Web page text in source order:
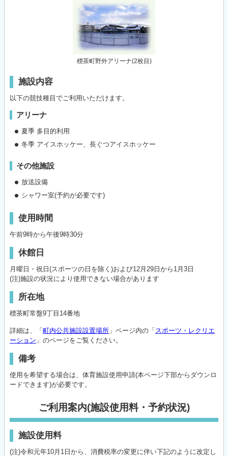
標茶町野外アリーナ(2枚目)
施設内容
以下の競技種目でご利用いただけます。
アリーナ
夏季 多目的利用
冬季 アイスホッケー、長ぐつアイスホッケー
その他施設
放送設備
シャワー室(予約が必要です)
使用時間
午前9時から午後9時30分
休館日
月曜日・祝日(スポーツの日を除く)および12月29日から1月3日
(注)施設の状況により使用できない場合があります
所在地
標茶町常盤9丁目14番地
詳細は、「 町内公共施設設置場所 」ページ内の「 スポーツ・レクリエ
ーション 」のページをご覧ください。
備考
使用を希望する場合は、体育施設使用申請(本ページ下部からダウンロ
ードできます)が必要です。
ご利用案内(施設使用料・予約状況)
施設使用料
(注)令和元年10月1日から、消費税率の変更に伴い下記のように改定し